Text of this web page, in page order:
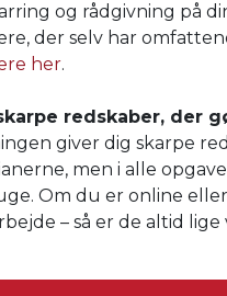
og rådgivning på
der selv har
her.
redskaber, der
giver dig skarpe
men i alle
Om du er online
– så er de altid